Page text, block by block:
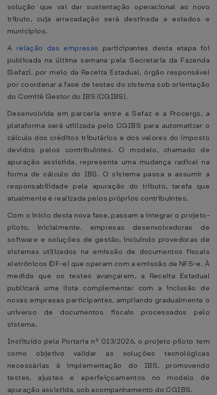
solução que vai dar sustentação operacional ao novo
tributo, cuja arrecadação será destinada a estados e
municípios.
A relação das empresas participantes desta etapa foi
publicada na última semana pela Secretaria da Fazenda
(Sefaz), por meio da Receita Estadual, órgão responsável
por coordenar a fase de testes do sistema sob orientação
do Comitê Gestor do IBS (CGIBS).
Desenvolvida em parceria entre a Sefaz e a Procergs, a
plataforma será utilizada pelo CGIBS para automatizar o
cálculo dos créditos tributários e dos valores do imposto
devidos pelos contribuintes. O modelo, chamado de
apuração assistida, representa uma mudança radical na
forma de cálculo do IBS. O sistema passa a assumir a
responsabilidade pela apuração do tributo, tarefa que
atualmente é realizada pelos próprios contribuintes.
Com o início desta nova fase, passam a integrar o projeto-
piloto, inicialmente, empresas desenvolvedoras de
software e soluções de gestão, incluindo provedoras de
sistemas utilizados na emissão de documentos fiscais
eletrônicos (DF-e) que operam com a emissão de NFS-e. À
medida que os testes avançarem, a Receita Estadual
publicará uma lista complementar com a inclusão de
novas empresas participantes, ampliando gradualmente o
universo de documentos fiscais processados pelo
sistema.
Instituído pela Portaria nº 013/2026, o projeto piloto tem
como objetivo validar as soluções tecnológicas
necessárias à implementação do IBS, promovendo
testes, ajustes e aperfeiçoamentos no modelo de
apuração assistida, sob acompanhamento do CGIBS.